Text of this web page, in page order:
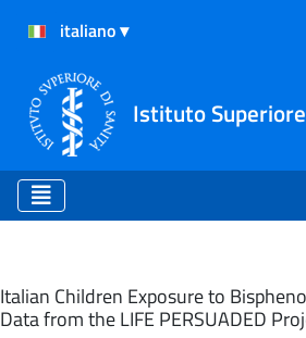
Istituto
Eventi
Italian Children Exposure to
Data from the LIFE PERSUADED